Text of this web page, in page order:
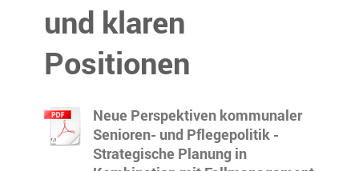
und klaren
Positionen
Neue Perspektiven kommunaler
Senioren- und Pflegepolitik -
Strategische Planung in